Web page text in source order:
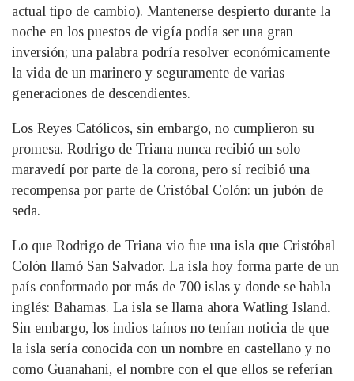
actual tipo de cambio). Mantenerse despierto durante la
noche en los puestos de vigía podía ser una gran
inversión; una palabra podría resolver económicamente
la vida de un marinero y seguramente de varias
generaciones de descendientes.
Los Reyes Católicos, sin embargo, no cumplieron su
promesa. Rodrigo de Triana nunca recibió un solo
maravedí por parte de la corona, pero sí recibió una
recompensa por parte de Cristóbal Colón: un jubón de
seda.
Lo que Rodrigo de Triana vio fue una isla que Cristóbal
Colón llamó San Salvador. La isla hoy forma parte de un
país conformado por más de 700 islas y donde se habla
inglés: Bahamas. La isla se llama ahora Watling Island.
Sin embargo, los indios taínos no tenían noticia de que
la isla sería conocida con un nombre en castellano y no
como Guanahani, el nombre con el que ellos se referían